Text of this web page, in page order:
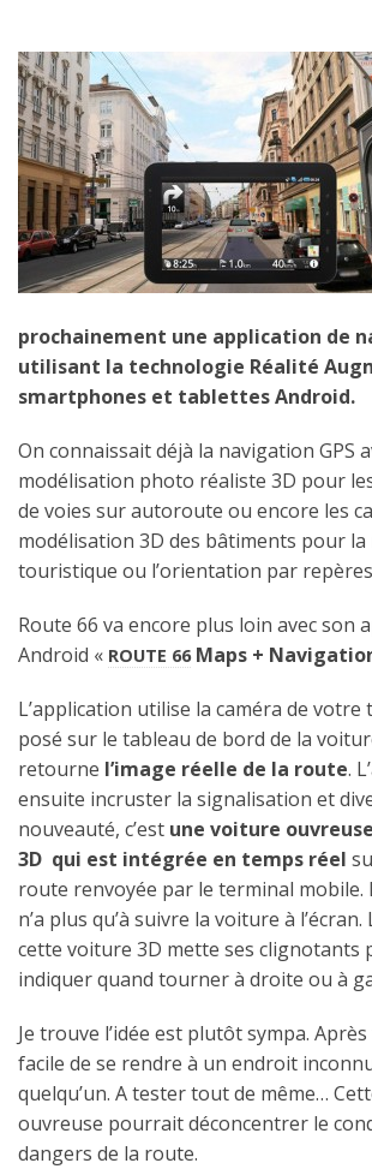
prochainement une application de
utilisant la technologie Réalité
smartphones et tablettes Android.
On connaissait déjà la navigation GPS
modélisation photo réaliste 3D pour
de voies sur autoroute ou encore les
modélisation 3D des bâtiments pour
touristique ou l’orientation par
Route 66 va encore plus loin avec son
Android « ROUTE 66Maps +
L’application utilise la caméra de
posé sur le tableau de bord de la
retourne l’image réelle de la route.
ensuite incruster la signalisation et
nouveauté, c’est une voiture
3D qui est intégrée en temps réel
route renvoyée par le terminal mobile.
n’a plus qu’à suivre la voiture à
cette voiture 3D mette ses clignotants
indiquer quand tourner à droite ou à
Je trouve l’idée est plutôt sympa.
facile de se rendre à un endroit
quelqu’un. A tester tout de même…
ouvreuse pourrait déconcentrer le
dangers de la route.